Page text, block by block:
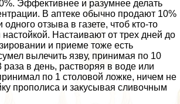
Эффективнее и разумнее делать
В аптеке обычно продают 10%
одного отзыва в газете, чтоб кто-то
настойкой. Настаивают от трех дней до
и приеме тоже есть
вылечить язву, принимая по 10
раза в день, растворяя в воде или
по 1 столовой ложке, ничем не
прополиса и закусывая сливочным